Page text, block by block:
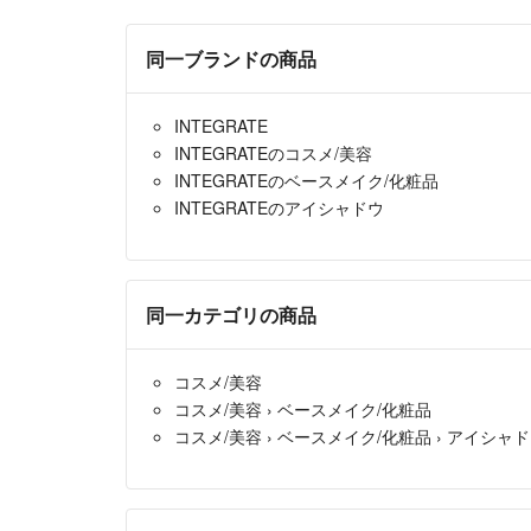
同一ブランドの商品
INTEGRATE
INTEGRATEのコスメ/美容
INTEGRATEのベースメイク/化粧品
INTEGRATEのアイシャドウ
同一カテゴリの商品
コスメ/美容
コスメ/美容 › ベースメイク/化粧品
コスメ/美容 › ベースメイク/化粧品 › アイシャ